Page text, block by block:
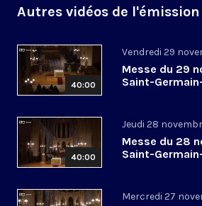
Autres vidéos de l'émission
40:00
Vendredi 29
Messe du 29
Saint-
40:00
Jeudi 28
Messe du 28
Saint-
Mercredi 27